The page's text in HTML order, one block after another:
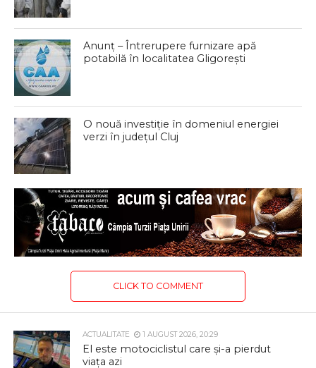
Anunț – Întrerupere furnizare apă
potabilă în localitatea Gligorești
O nouă investiție în domeniul energiei
verzi în județul Cluj
CLICK TO COMMENT
ACTUALITATE 1 AUGUST 2026, 20:29
El este motociclistul care și-a pierdut
viața azi